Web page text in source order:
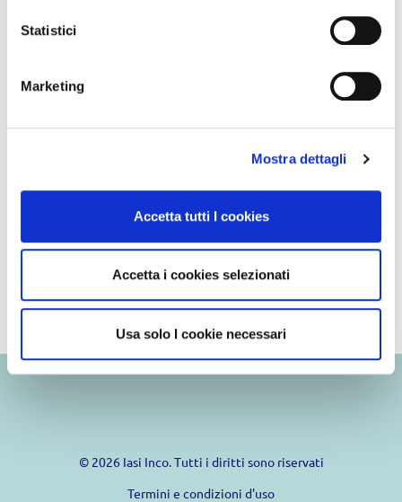
Statistici
Marketing
Mostra dettagli
Accetta tutti I cookies
Accetta i cookies selezionati
Usa solo I cookie necessari
© 2026 Iasi Inco. Tutti i diritti sono riservati
Termini e condizioni d'uso